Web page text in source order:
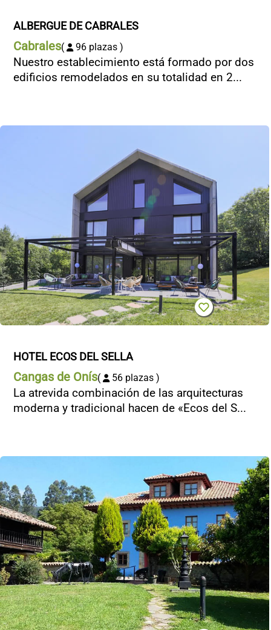
ALBERGUE DE CABRALES
Cabrales( 96 plazas )
Nuestro establecimiento está formado por dos
edificios remodelados en su totalidad en 2...
HOTEL ECOS DEL SELLA
Cangas de Onís( 56 plazas )
La atrevida combinación de las arquitecturas
moderna y tradicional hacen de «Ecos del S...